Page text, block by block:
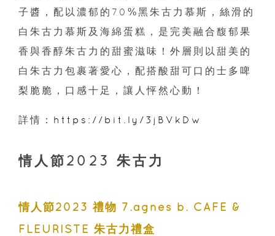
子醬，配以濃郁的70%黑朱古力慕斯，絲滑的
白朱古力慕斯及海綿蛋糕，是完美融合馥郁果
香與香醇朱古力的甜蜜滋味！外層則以甜美的
白朱古力包裹著愛心，配搭酸甜可口的士多啤
梨脆脆，口感十足，讓人怦然心動！
詳情： https://bit.ly/3jBVkDw
情人節2023 朱古力
情人節2023 禮物 7.agnès b. CAFÉ &
FLEURISTE 朱古力禮盒